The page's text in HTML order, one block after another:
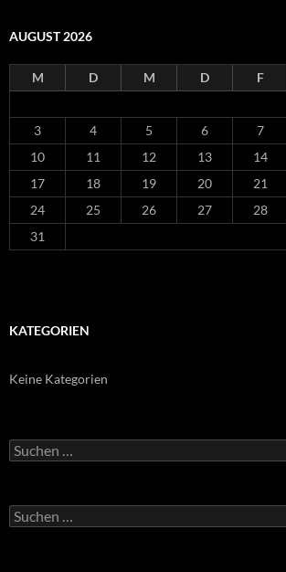
AUGUST 2026
M D M D F
3
4 5 6 7
10
11 12 13 14
17
18 19 20 21
24
25 26 27 28
31
KATEGORIEN
Keine Kategorien
Suchen
nach:
Suchen
nach: